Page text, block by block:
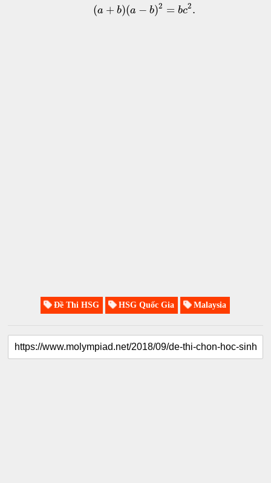
(a + b)(a − b)2 = bc2.
Đề Thi HSG HSG Quốc Gia Malaysia